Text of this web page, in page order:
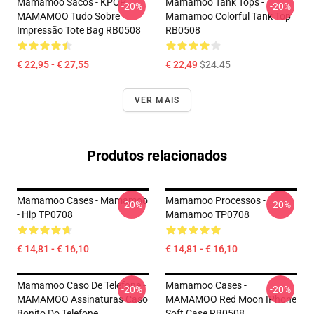
MAMAMOO Tudo Sobre
Impressão Tote Bag RB0508
€ 22,95 - € 27,55
-20%
Mamamoo Colorful Tank Top
RB0508
€ 22,49$24.45
-20%
VER MAIS
Produtos relacionados
Mamamoo Cases - Mamamoo
- Hip TP0708
€ 14,81 - € 16,10
-20%
Mamamoo Processos -
Mamamoo TP0708
€ 14,81 - € 16,10
-20%
Mamamoo Caso De Telefone -
MAMAMOO Assinaturas Caso
-20%
Mamamoo Cases -
MAMAMOO Red Moon IPhone
-20%